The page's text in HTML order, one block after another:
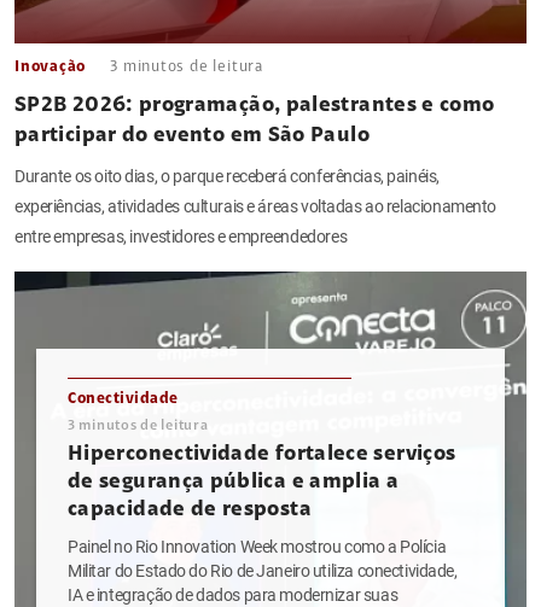
Inovação 3 minutos de leitura
SP2B 2026: programação, palestrantes e como
participar do evento em São Paulo
Durante os oito dias, o parque receberá conferências, painéis,
experiências, atividades culturais e áreas voltadas ao relacionamento
entre empresas, investidores e empreendedores
Conectividade
3 minutos de leitura
Hiperconectividade fortalece serviços
de segurança pública e amplia a
capacidade de resposta
Painel no Rio Innovation Week mostrou como a Polícia
Militar do Estado do Rio de Janeiro utiliza conectividade,
IA e integração de dados para modernizar suas